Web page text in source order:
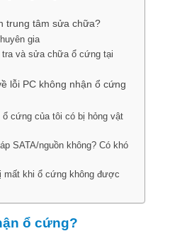
trung tâm sửa chữa?
gia
tra và sửa chữa ổ cứng tại
lỗi PC không nhận ổ cứng
ổ cứng của tôi có bị hỏng vật
SATA/nguồn không? Có khó
mất khi ổ cứng không được
ổ cứng?